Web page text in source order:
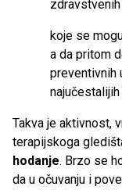
koje se
a da pritom
preventivnih
Takva je aktivnost,
terapijskoga
hodanje. Brzo se
da u očuvanju i